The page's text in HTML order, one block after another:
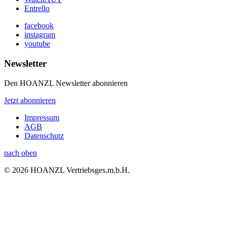
Entrello
facebook
instagram
youtube
Newsletter
Den HOANZL Newsletter abonnieren
Jetzt abonnieren
Impressum
AGB
Datenschutz
nach oben
© 2026 HOANZL Vertriebsges.m.b.H.